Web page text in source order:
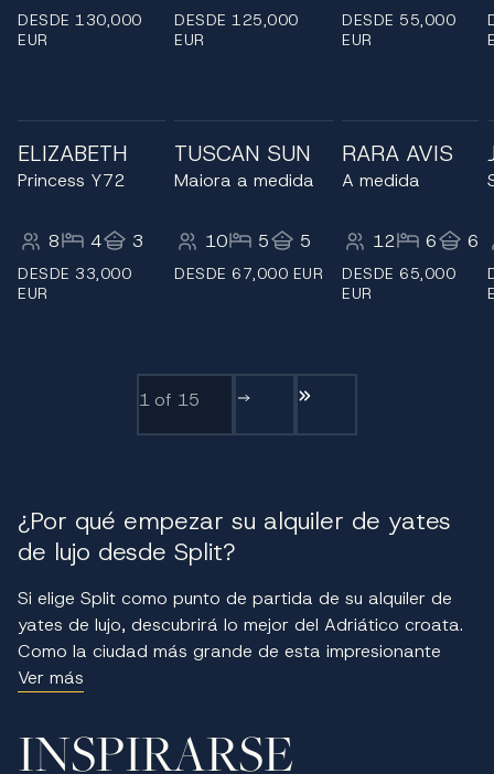
DESDE 130,000
EUR
DESDE 125,000
EUR
DESDE 55,000
EUR
ELIZABETH
Princess Y72
8 4 3
DESDE 33,000
EUR
TUSCAN SUN
Maiora a medida
10 5 5
DESDE 67,000 EUR
RARA AVIS
A medida
12 6 6
DESDE 65,000
EUR
1 of 15
¿Por qué empezar su alquiler de yates
de lujo desde Split?
Si elige Split como punto de partida de su alquiler de
yates de lujo, descubrirá lo mejor del Adriático croata.
Como la ciudad más grande de esta impresionante
costa, Split ofrece una amplia flota de yates de lujo y
Disfrute del idílico clima del Mediterráneo, con días
Ver más
INSPIRARSE